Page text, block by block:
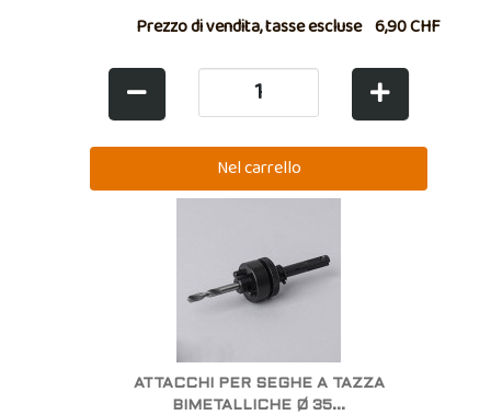
Prezzo di vendita, tasse escluse 6,90 CHF
ATTACCHI PER SEGHE A TAZZA
BIMETALLICHE Ø 35...